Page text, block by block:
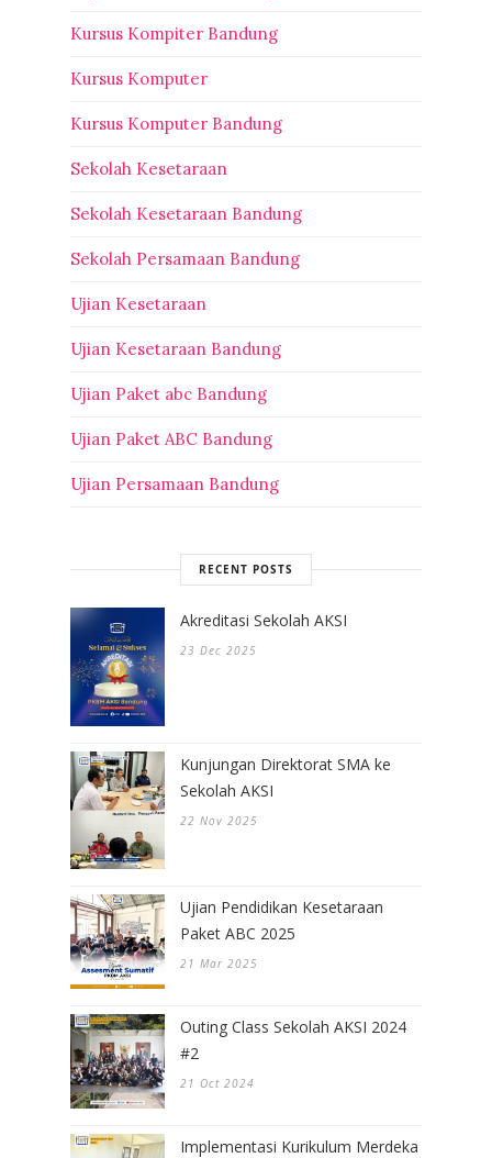
Kursus Kompiter Bandung
Kursus Komputer
Kursus Komputer Bandung
Sekolah Kesetaraan
Sekolah Kesetaraan Bandung
Sekolah Persamaan Bandung
Ujian Kesetaraan
Ujian Kesetaraan Bandung
Ujian Paket abc Bandung
Ujian Paket ABC Bandung
Ujian Persamaan Bandung
RECENT POSTS
Akreditasi Sekolah AKSI
23 Dec 2025
Kunjungan Direktorat SMA ke
Sekolah AKSI
22 Nov 2025
Ujian Pendidikan Kesetaraan
Paket ABC 2025
21 Mar 2025
Outing Class Sekolah AKSI 2024
#2
21 Oct 2024
Implementasi Kurikulum Merdeka